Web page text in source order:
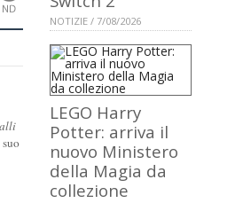
NOTIZIE / 7/08/2026
LEGO Harry
Potter: arriva il
nuovo Ministero
della Magia da
collezione